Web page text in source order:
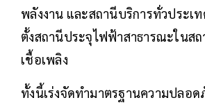
พลังงาน และสถานีบริการทั่วประเท
ตั้งสถานีประจุไฟฟ้าสาธารณะในส
เชื้อเพลิง
ทั้งนี้เร่งจัดทำมาตรฐานความปลอ